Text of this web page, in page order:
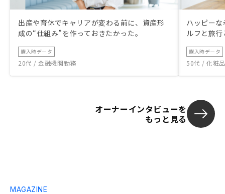
出産や育休でキャリアが変わる前に、資産形
成の“仕組み”を作っておきたかった。
購入時データ
20代 / 金融機関勤務
ハッピー
ルフと旅
購入時データ
50代 / 化粧
オーナーインタビューを
もっと見る
MAGAZINE